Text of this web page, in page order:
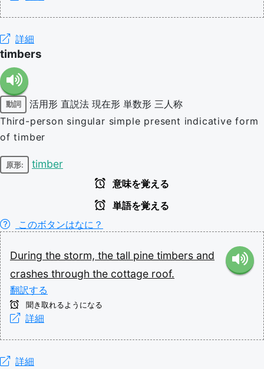
詳細
timbers
動詞 活用形 直説法 現在形 単数形 三人称
Third-person singular simple present indicative form
of timber
原形: timber
意味を覚える
単語を覚える
このボタンはなに？
During the storm, the tall pine timbers and
crashes through the cottage roof.
翻訳する
聞き取れるようになる
詳細
詳細